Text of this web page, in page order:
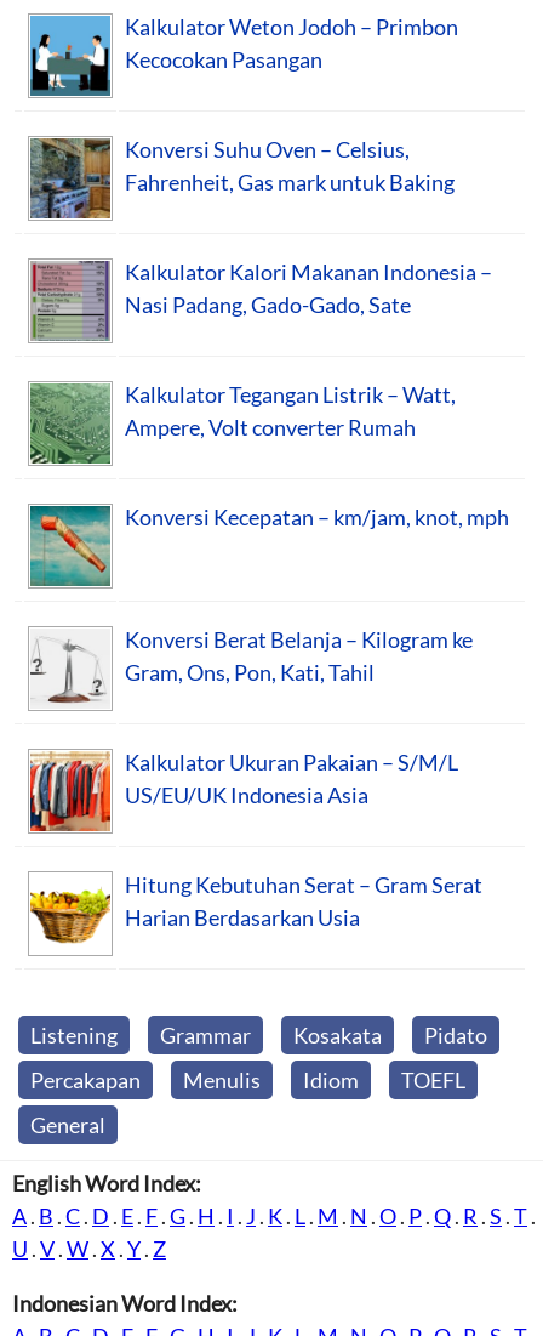
Kalkulator Weton Jodoh – Primbon
Kecocokan Pasangan
Konversi Suhu Oven – Celsius,
Fahrenheit, Gas mark untuk Baking
Kalkulator Kalori Makanan Indonesia –
Nasi Padang, Gado-Gado, Sate
Kalkulator Tegangan Listrik – Watt,
Ampere, Volt converter Rumah
Konversi Kecepatan – km/jam, knot, mph
Konversi Berat Belanja – Kilogram ke
Gram, Ons, Pon, Kati, Tahil
Kalkulator Ukuran Pakaian – S/M/L
US/EU/UK Indonesia Asia
Hitung Kebutuhan Serat – Gram Serat
Harian Berdasarkan Usia
Listening Grammar Kosakata
Pidato
Percakapan
Menulis Idiom
TOEFL
General
English Word Index:
A. B .C. D . E. F.G. H . I . J . K. L. M . N .O. P.Q. R .S .T.
U .V.W.X .Y. Z
Indonesian Word Index: